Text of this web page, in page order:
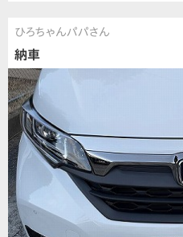
ひろちゃんパパさん
納車